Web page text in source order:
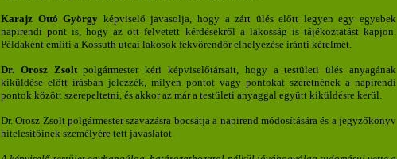
Karajz Ottó György képviselő javasolja, hogy a zárt ülés előtt legyen egy egyebek
napirendi pont is, hogy az ott felvetett kérdésekről a lakosság is tájékoztatást kapjon.
Példaként említi a Kossuth utcai lakosok fekvőrendőr elhelyezése iránti kérelmét.
Dr. Orosz Zsoltpolgármester kéri képviselőtársait, hogy a testületi ülés anyagának
kiküldése előtt írásban jelezzék, milyen pontot vagy pontokat szeretnének a napirendi
pontok között szerepeltetni, és akkor az már a testületi anyaggal együtt kiküldésre kerül.
Dr. Orosz Zsolt polgármester szavazásra bocsátja a napirend módosítására és a jegyzőkönyv
hitelesítőinek személyére tett javaslatot.